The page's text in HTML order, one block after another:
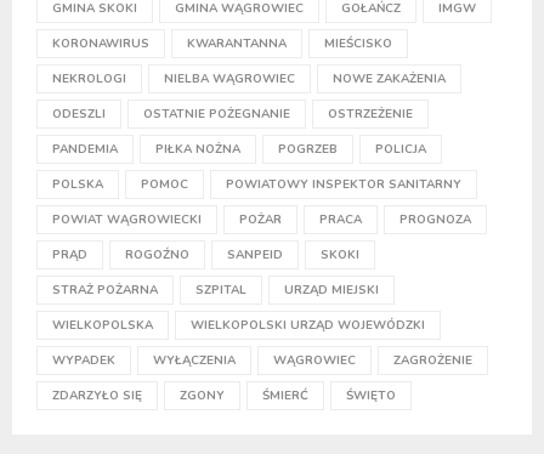
GMINA SKOKI GMINA WĄGROWIEC GOŁAŃCZ IMGW
KORONAWIRUS KWARANTANNA MIEŚCISKO
NEKROLOGI NIELBA WĄGROWIEC NOWE ZAKAŻENIA
ODESZLI OSTATNIE POŻEGNANIE OSTRZEŻENIE
PANDEMIA PIŁKA NOŻNA POGRZEB POLICJA
POLSKA POMOC POWIATOWY INSPEKTOR SANITARNY
POWIAT WĄGROWIECKI POŻAR PRACA PROGNOZA
PRĄD ROGOŹNO SANPEID SKOKI
STRAŻ POŻARNA SZPITAL URZĄD MIEJSKI
WIELKOPOLSKA WIELKOPOLSKI URZĄD WOJEWÓDZKI
WYPADEK WYŁĄCZENIA WĄGROWIEC ZAGROŻENIE
ZDARZYŁO SIĘ ZGONY ŚMIERĆ ŚWIĘTO